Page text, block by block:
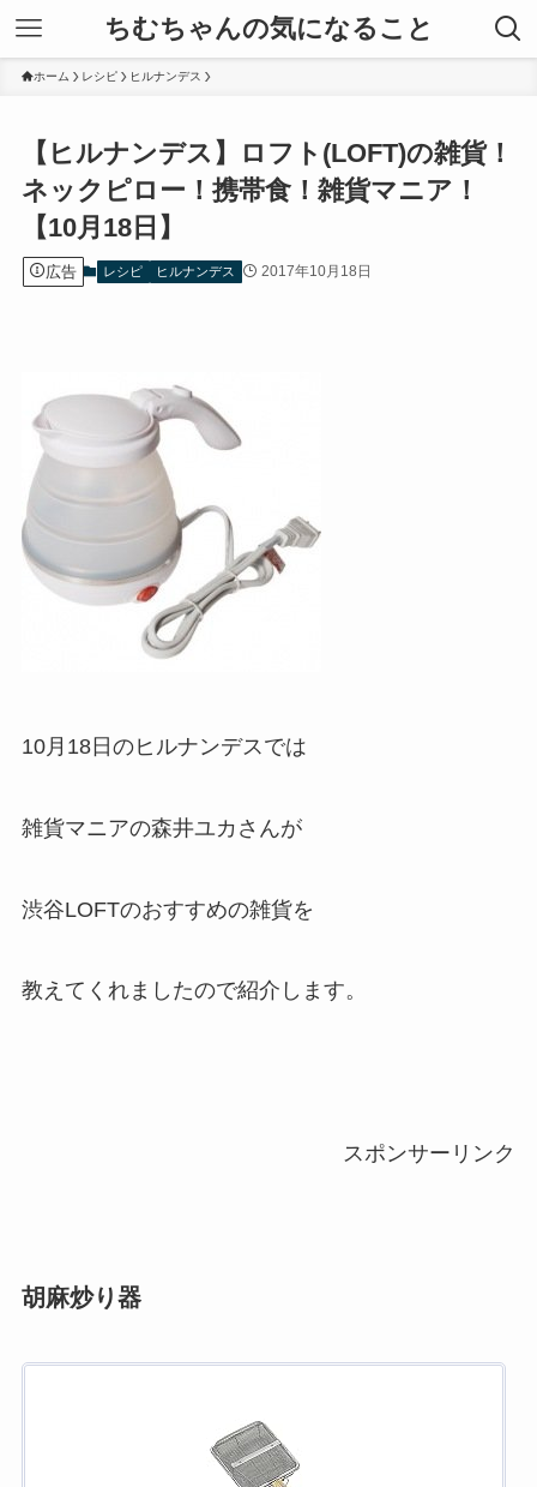
ちむちゃんの気になること
ホーム レシピ ヒルナンデス
【ヒルナンデス】ロフト(LOFT)の雑貨！
ネックピロー！携帯食！雑貨マニア！
【10月18日】
広告 レシピ ヒルナンデス 2017年10月18日
10月18日のヒルナンデスでは
雑貨マニアの森井ユカさんが
渋谷LOFTのおすすめの雑貨を
教えてくれましたので紹介します。
スポンサーリンク
胡麻炒り器